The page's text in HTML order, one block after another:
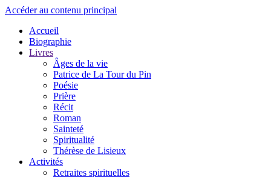
Accéder au contenu principal
Accueil
Biographie
Livres
Âges de la vie
Patrice de La Tour du Pin
Poésie
Prière
Récit
Roman
Sainteté
Spiritualité
Thérèse de Lisieux
Activités
Retraites spirituelles